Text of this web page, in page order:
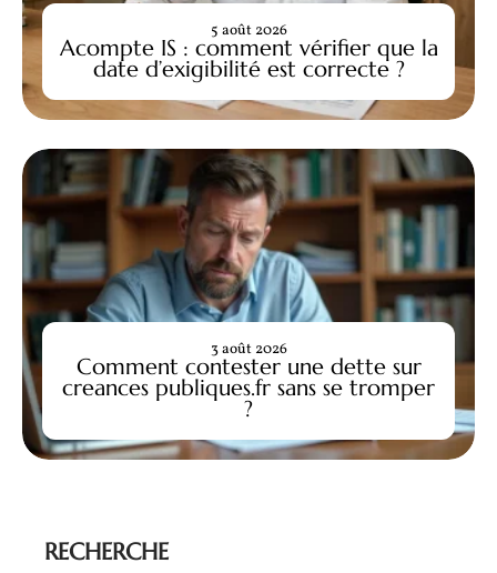
Acompte IS : comment vérifier que la
date d’exigibilité est correcte ?
5 août 2026
Comment contester une dette sur
creances publiques.fr sans se tromper
?
3 août 2026
RECHERCHE